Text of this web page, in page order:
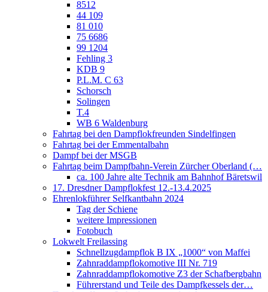
8512
44 109
81 010
75 6686
99 1204
Fehling 3
KDB 9
P.L.M. C 63
Schorsch
Solingen
T.4
WB 6 Waldenburg
Fahrtag bei den Dampflokfreunden Sindelfingen
Fahrtag bei der Emmentalbahn
Dampf bei der MSGB
Fahrtag beim Dampfbahn-Verein Zürcher Oberland (…
ca. 100 Jahre alte Technik am Bahnhof Bäretswil
17. Dresdner Dampflokfest 12.-13.4.2025
Ehrenlokführer Selfkantbahn 2024
Tag der Schiene
weitere Impressionen
Fotobuch
Lokwelt Freilassing
Schnellzugdampflok B IX „1000“ von Maffei
Zahnraddampflokomotive III Nr. 719
Zahnraddampflokomotive Z3 der Schafbergbahn
Führerstand und Teile des Dampfkessels der…